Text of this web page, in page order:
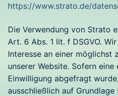
https://www.strato.de/
Die Verwendung von Strato
Art. 6 Abs. 1 lit. f DSGVO.
Interesse an einer möglichst
unserer Website. Sofern eine
Einwilligung abgefragt
ausschließlich auf